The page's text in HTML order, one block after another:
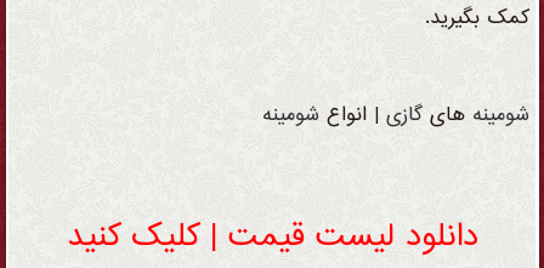
کمک بگیرید.
شومینه های گازی| انواع شومینه
دانلود لیست قیمت | کلیک کنید